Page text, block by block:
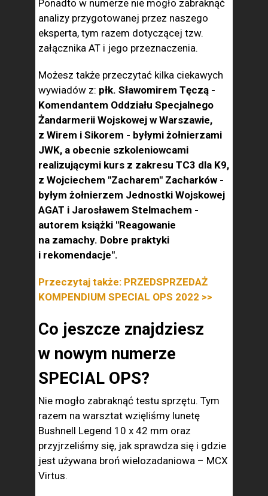
Ponadto w numerze nie mogło zabraknąć
analizy przygotowanej przez naszego
eksperta, tym razem dotyczącej tzw.
załącznika AT i jego przeznaczenia.
Możesz także przeczytać kilka ciekawych
wywiadów z: płk. Sławomirem Tęczą -
Komendantem Oddziału Specjalnego
Żandarmerii Wojskowej w Warszawie,
z Wirem i Sikorem - byłymi żołnierzami
JWK, a obecnie szkoleniowcami
realizującymi kurs z zakresu TC3 dla K9,
z Wojciechem "Zacharem" Zacharków -
byłym żołnierzem Jednostki Wojskowej
AGAT i Jarosławem Stelmachem -
autorem książki "Reagowanie
na zamachy. Dobre praktyki
i rekomendacje".
Przeczytaj także: PRZEDSPRZEDAŻ
KOMPENDIUM SPECIAL OPS 2022 >>
Co jeszcze znajdziesz
w nowym numerze
SPECIAL OPS?
Nie mogło zabraknąć testu sprzętu. Tym
razem na warsztat wzięliśmy lunetę
Bushnell Legend 10 x 42 mm oraz
przyjrzeliśmy się, jak sprawdza się i gdzie
jest używana broń wielozadaniowa – MCX
Virtus.